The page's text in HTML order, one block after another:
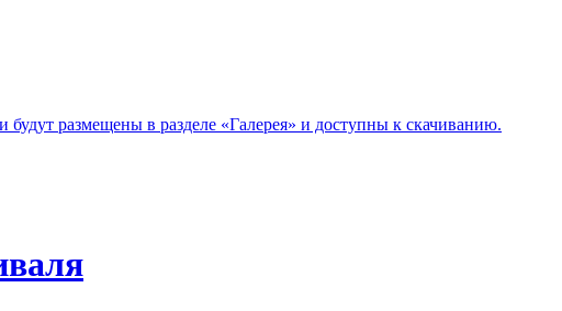
размещены в разделе «Галерея» и доступны к скачиванию.